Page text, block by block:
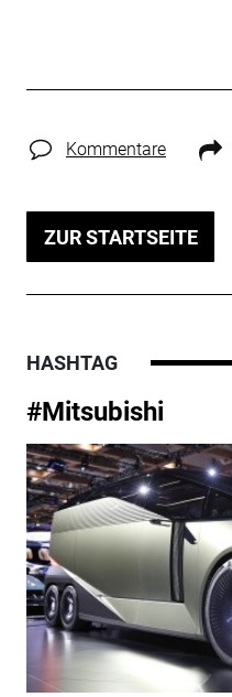
Kommentare
ZUR STARTSEITE
HASHTAG
#Mitsubishi